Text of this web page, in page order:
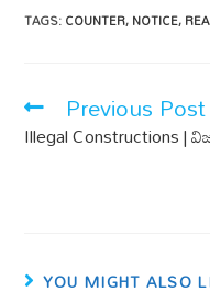
e
o
o
ail
A
TAGS:COUNTER,NOTICE,
Previous Post
Illegal Constructions
YOU MIGHT ALSO